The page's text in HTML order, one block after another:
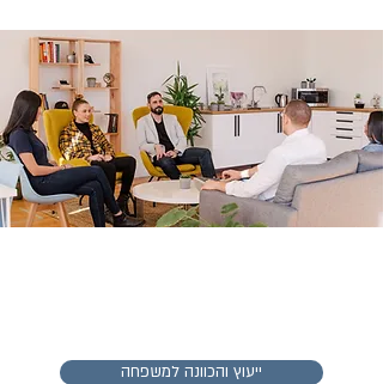
ייעוץ והכוונה למשפחה